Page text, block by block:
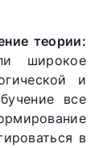
теории:
широкое
и
все
в